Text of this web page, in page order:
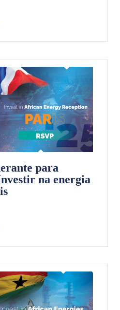
para
na energia